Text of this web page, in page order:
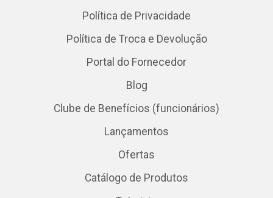
Política de Privacidade
Política de Troca e Devolução
Portal do Fornecedor
Blog
Clube de Benefícios (funcionários)
Lançamentos
Ofertas
Catálogo de Produtos